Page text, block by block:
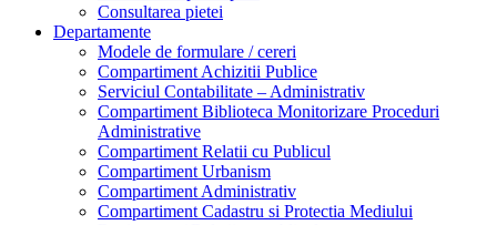
Consultarea pietei
Departamente
Modele de formulare / cereri
Compartiment Achizitii Publice
Serviciul Contabilitate – Administrativ
Compartiment Biblioteca Monitorizare Proceduri
Administrative
Compartiment Relatii cu Publicul
Compartiment Urbanism
Compartiment Administrativ
Compartiment Cadastru si Protectia Mediului